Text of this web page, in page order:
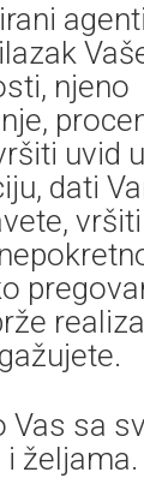
njeno
uvid u
dati
Vas sa
željama.